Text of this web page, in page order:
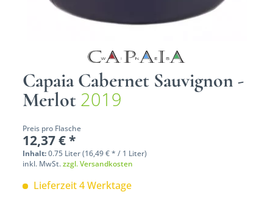
Capaia Cabernet Sauvignon -
Merlot 2019
Preis pro Flasche
12,37 € *
Inhalt:0.75 Liter (16,49 € * / 1 Liter)
inkl. MwSt.zzgl. Versandkosten
Lieferzeit 4 Werktage